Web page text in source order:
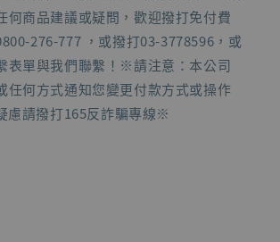
何商品建議或疑問，歡迎撥打免付費
276-777 ，或撥打03-3778596，或
表單與我們聯繫！※請注意：本公司
任何方式通知您變更付款方式或操作
慮請撥打165反詐騙專線※